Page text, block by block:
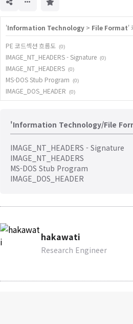
'Information Technology > File Format'
PE 코드섹션 흐름도 (0)
IMAGE_NT_HEADERS - Signature (0)
IMAGE_NT_HEADERS (0)
MS-DOS Stub Program (0)
IMAGE_DOS_HEADER (0)
'Information Technology/File
IMAGE_NT_HEADERS - Signature
IMAGE_NT_HEADERS
MS-DOS Stub Program
IMAGE_DOS_HEADER
hakawati
Research Engineer